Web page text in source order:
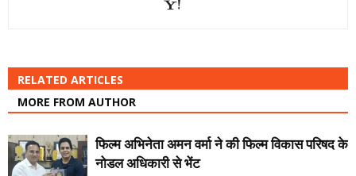
RELATED ARTICLES
MORE FROM AUTHOR
फिल्म अभिनेता अमन वर्मा ने की फिल्म विकास परिषद के
नोडल अधिकारी से भेंट